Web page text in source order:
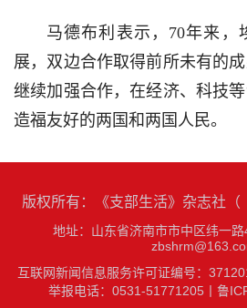
马德布利表示，70年来，
展，双边合作取得前所未有的
继续加强合作，在经济、科技等
造福友好的两国和两国人民。
版权所有：《支部生活》杂志社（
地址：山东省济南市市中区纬一路
互联网新闻信息服务许可证编号：
举报电话：0531-51771205
鲁